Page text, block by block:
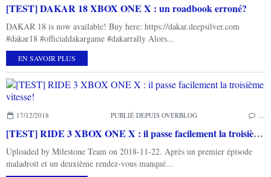
[TEST] DAKAR 18 XBOX ONE X : un roadbook erroné?
DAKAR 18 is now available! Buy here: https://dakar.deepsilver.com
#dakar18 #officialdakargame #dakarrally Alors...
EN SAVOIR PLUS
17/12/2018 PUBLIÉ DEPUIS OVERBLOG
[TEST] RIDE 3 XBOX ONE X : il passe facilement la troisième vitesse!
Uploaded by Milestone Team on 2018-11-22. Après un premier épisode
maladroit et un deuxième rendez-vous manqué...